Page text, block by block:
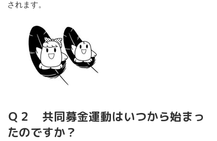
されます。
Ｑ２ 共同募金運動はいつから始まっ
たのですか？